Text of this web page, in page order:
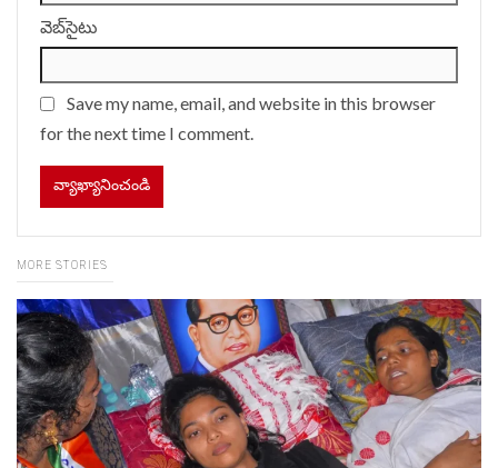
వెబ్‌సైటు
Save my name, email, and website in this browser
for the next time I comment.
MORE STORIES